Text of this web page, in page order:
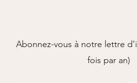
Abonnez-vous à notre lettre
fois par an)